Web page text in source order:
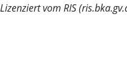
Lizenziert vom RIS